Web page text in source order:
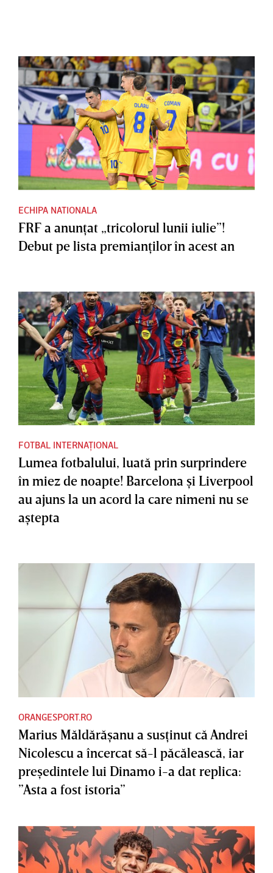
ECHIPA NATIONALA
FRF a anunţat „tricolorul lunii iulie”!
Debut pe lista premianţilor în acest an
FOTBAL INTERNAȚIONAL
Lumea fotbalului, luată prin surprindere
în miez de noapte! Barcelona şi Liverpool
au ajuns la un acord la care nimeni nu se
aştepta
ORANGESPORT.RO
Marius Măldărăşanu a susţinut că Andrei
Nicolescu a încercat să-l păcălească, iar
preşedintele lui Dinamo i-a dat replica:
”Asta a fost istoria”